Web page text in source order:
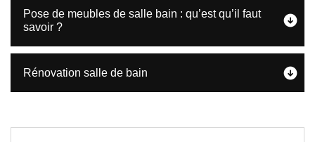
Pose de meubles de salle bain : qu’est qu’il faut
savoir ?
Rénovation salle de bain